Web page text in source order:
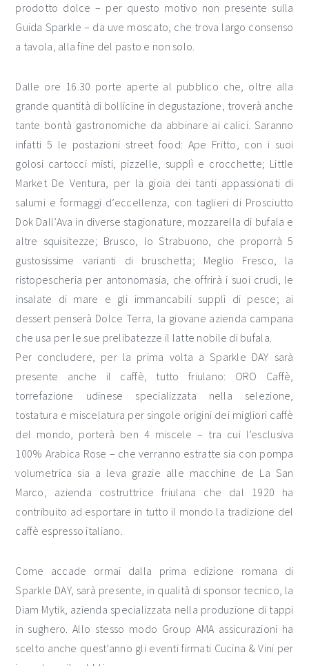
prodotto dolce – per questo motivo non presente sulla
Guida Sparkle – da uve moscato, che trova largo consenso
a tavola, alla fine del pasto e non solo.
Dalle ore 16.30 porte aperte al pubblico che, oltre alla
grande quantità di bollicine in degustazione, troverà anche
tante bontà gastronomiche da abbinare ai calici. Saranno
infatti 5 le postazioni street food: Ape Fritto, con i suoi
golosi cartocci misti, pizzelle, supplì e crocchette; Little
Market De Ventura, per la gioia dei tanti appassionati di
salumi e formaggi d’eccellenza, con taglieri di Prosciutto
Dok Dall’Ava in diverse stagionature, mozzarella di bufala e
altre squisitezze; Brusco, lo Strabuono, che proporrà 5
gustosissime varianti di bruschetta; Meglio Fresco, la
ristopescheria per antonomasia, che offrirà i suoi crudi, le
insalate di mare e gli immancabili supplì di pesce; ai
dessert penserà Dolce Terra, la giovane azienda campana
che usa per le sue prelibatezze il latte nobile di bufala.
Per concludere, per la prima volta a Sparkle DAY sarà
presente anche il caffè, tutto friulano: ORO Caffè,
torrefazione udinese specializzata nella selezione,
tostatura e miscelatura per singole origini dei migliori caffè
del mondo, porterà ben 4 miscele – tra cui l’esclusiva
100% Arabica Rose – che verranno estratte sia con pompa
volumetrica sia a leva grazie alle macchine de La San
Marco, azienda costruttrice friulana che dal 1920 ha
contribuito ad esportare in tutto il mondo la tradizione del
caffè espresso italiano.
Come accade ormai dalla prima edizione romana di
Sparkle DAY, sarà presente, in qualità di sponsor tecnico, la
Diam Mytik, azienda specializzata nella produzione di tappi
in sughero. Allo stesso modo Group AMA assicurazioni ha
scelto anche quest’anno gli eventi firmati Cucina & Vini per